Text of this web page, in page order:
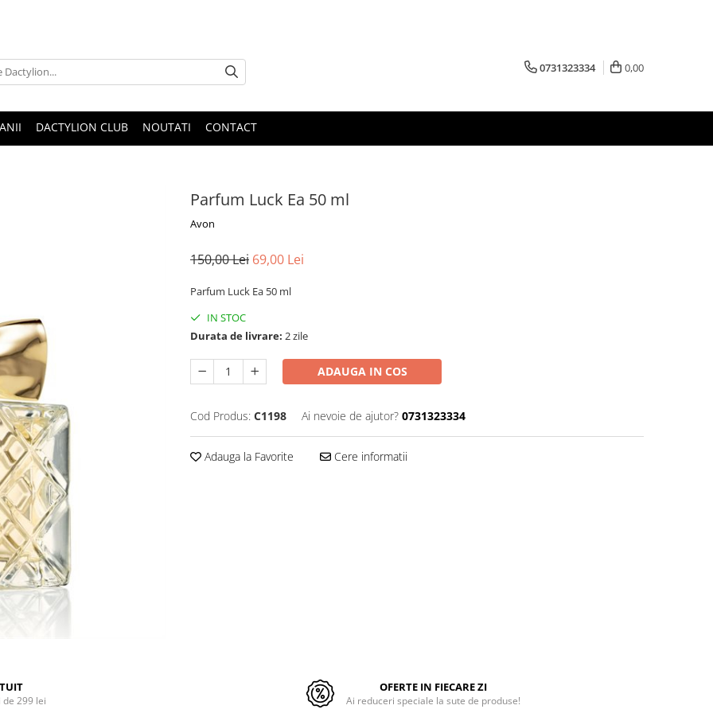
0731323334 0,00
DACTYLION CLUB NOUTATI CONTACT
Parfum Luck Ea 50 ml
Avon
150,00 Lei 69,00 Lei
Parfum Luck Ea 50 ml
IN STOC
Durata de livrare: 2 zile
ADAUGA IN COS
Cod Produs: C1198 Ai nevoie de ajutor? 0731323334
Adauga la Favorite Cere informatii
299 lei
OFERTE IN FIECARE ZI
Ai reduceri speciale la sute de produse!